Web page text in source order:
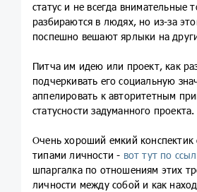
статус и не всегда внимательные
разбираются в людях, но из-за
поспешно вешают ярлыки на
Питча им идею или проект, как
подчеркивать его социальную
аппелировать к авторитетным
статусности задуманного проекта.
Очень хороший емкий конспектик
типами личности - вот тут по
шпаргалка по отношениям этих
личности между собой и как